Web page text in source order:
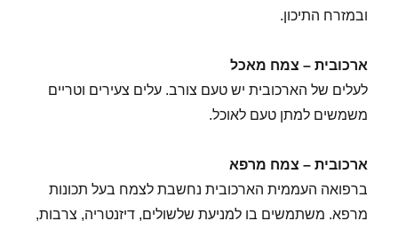
ובמזרח התיכון.
ארכובית – צמח מאכל
לעלים של הארכובית יש טעם צורב. עלים צעירים וטריים
משמשים למתן טעם לאוכל.
ארכובית – צמח מרפא
ברפואה העממית הארכובית נחשבת לצמח בעל תכונות
מרפא. משתמשים בו למניעת שלשולים, דיזנטריה, צרבות,